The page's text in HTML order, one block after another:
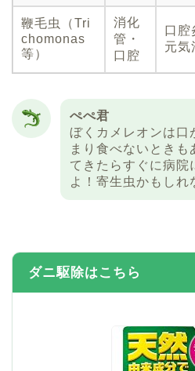
鞭毛虫（Tri
chomonas
等）
消化
管・
口腔
口腔
元気
ぺぺ君
ぼくカメレオンは口
まり食べないときも
てきたらすぐに病院
よ！寄生虫かもしれ
ダニ駆除はこちら